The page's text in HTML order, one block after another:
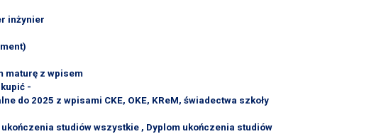
inżynier
maturę z wpisem
-
do 2025 z wpisami CKE, OKE, KReM, świadectwa szkoły
studiów wszystkie , Dyplom ukończenia studiów